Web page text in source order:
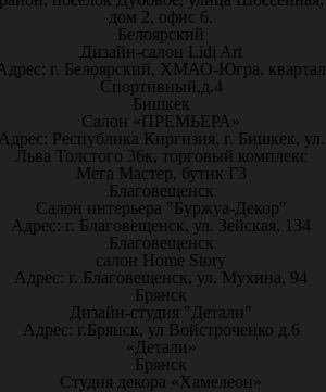
дом 2, офис 6.
Белоярский
Дизайн-салон Lidi Art
г. Белоярский, ХМАО-Югра, квартал
Спортивный,д.4
Бишкек
Салон «ПРЕМЬЕРА»
Республика Киргизия, г. Бишкек, ул.
Льва Толстого 36к, торговый комплекс
Мега Мастер, бутик Г3
Благовещенск
Салон интерьера "Буржуа-Декор"
Адрес: г. Благовещенск, ул. Зейская, 134
Благовещенск
салон Home Story
Адрес: г. Благовещенск, ул. Мухина, 94
Брянск
Дизайн-студия "Детали"
Адрес: г.Брянск, ул Войстроченко д.6
«Детали»
Брянск
Студия декора «Хамелеон»